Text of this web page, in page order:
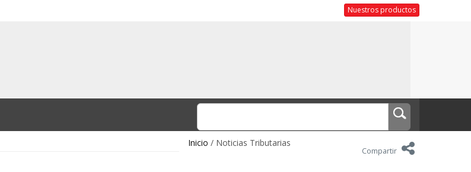
Nuestros productos
Inicio / Noticias Tributarias
Compartir